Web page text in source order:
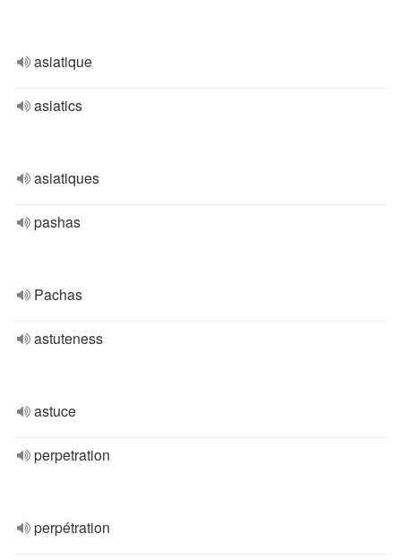
asiatique
asiatics
asiatiques
pashas
Pachas
astuteness
astuce
perpetration
perpétration